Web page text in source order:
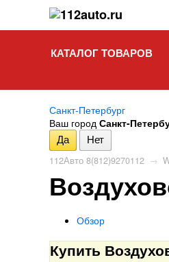
КАТАЛОГ ТОВАРОВ
Санкт-Петербург
Ваш город Санкт-
112Авто 8(812)9270112 →
Обзор
Купить